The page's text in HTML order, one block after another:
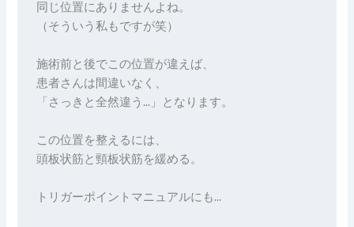
同じ位置にありませんよね。
（そういう私もですが笑）
施術前と後でこの位置が違えば、
患者さんは間違いなく、
「さっきと全然違う…」となります。
この位置を整えるには、
頭板状筋と頸板状筋を緩める。
トリガーポイントマニュアルにも…